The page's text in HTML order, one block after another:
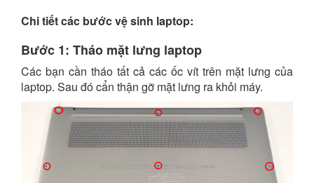
Chi tiết các bước vệ sinh laptop:
Bước 1: Tháo mặt lưng laptop
Các bạn cần tháo tất cả các ốc vít trên mặt lưng của
laptop. Sau đó cẩn thận gỡ mặt lưng ra khỏi máy.